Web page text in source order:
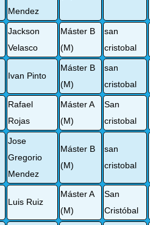
Mendez
Jackson
Velasco
Máster B
(M)
san
cristobal
Ivan Pinto
Máster B
(M)
san
cristobal
Rafael
Rojas
Máster A
(M)
San
cristobal
Jose
Gregorio
Mendez
Máster B
(M)
san
cristobal
Luis Ruiz
Máster A
(M)
San
Cristóbal